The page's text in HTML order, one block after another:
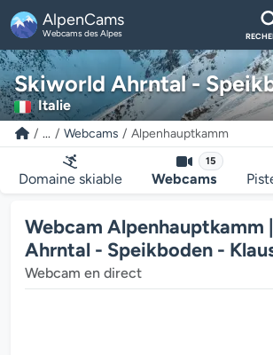
AlpenCams
Webcams des Alpes
Skiworld Ahrntal -
Italie
... Webcams Alpenhauptkamm
Domaine skiable
15
Webcams
Webcam Alpenhauptkamm
Ahrntal - Speikboden -
Webcam en direct